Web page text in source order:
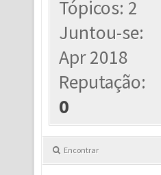
Tópicos: 2
Juntou-se:
Apr 2018
Reputação:
0
Encontrar